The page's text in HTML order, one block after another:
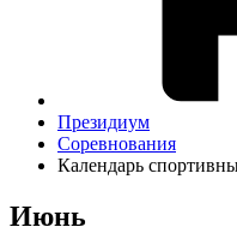
Президиум
Соревнования
Календарь
Июнь